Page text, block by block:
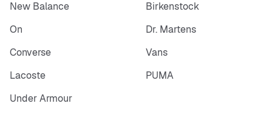
New Balance
Birkenstock
On
Dr. Martens
Converse
Vans
Lacoste
PUMA
Under Armour